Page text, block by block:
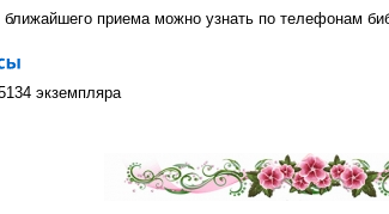
приема можно узнать по телефонам
экземпляра